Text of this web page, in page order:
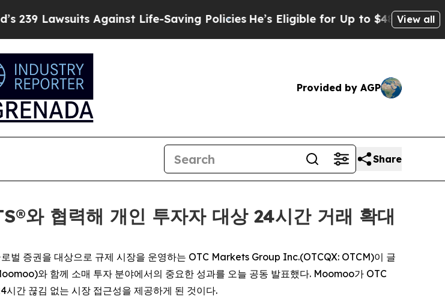
Against Life-Saving Policies He’s Eligible for Up to $480,000 AfterView all
Provided by AGP
Share
와 협력해 개인 투자자 대상 24시간 거래 확대
벌 증권을 대상으로 규제 시장을 운영하는 OTC Markets Group Inc.(OTCQX: OTCM)이 글
와 함께 소매 투자 분야에서의 중요한 성과를 오늘 공동 발표했다. Moomoo가 OTC
간 끊김 없는 시장 접근성을 제공하게 된 것이다.